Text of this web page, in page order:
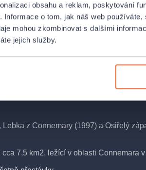
obsahu a reklam, poskytování
Informace o tom, jak náš web
mohou zkombinovat s dalšími
jejich služby.
těžký. Déšť, lebky, kořalka, míchaná
úmrtí . A k tomu navíc ten
místa pro nové nebožtíky. No, někdo tu
nebo naopak neobjeví… A věděli
To teda rozhodně ne!
z Connemary (1997) a Osiřelý
7,5 km2, ležící v oblasti Connemara